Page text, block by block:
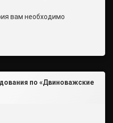
вам необходимо
по «Двиноважские